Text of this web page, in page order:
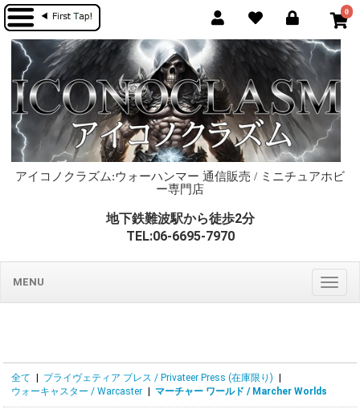
0
アイコノクラズム:ウォーハンマー 通信販売 / ミニチュアホビ
ー専門店
地下鉄難波駅から徒歩2分
TEL:06-6695-7970
MENU
全て プライヴェティア プレス / Privateer Press (在庫限り)
ウォーキャスター / Warcaster
マーチャー ワールド / Marcher Worlds